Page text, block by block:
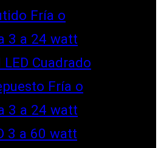
Fría o
3 a 24 watt
LED Cuadrado
Fría o
3 a 24 watt
3 a 60 watt